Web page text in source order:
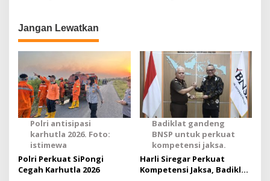
Jangan Lewatkan
Polri antisipasi
karhutla 2026. Foto:
istimewa
Polri Perkuat SiPongi
Cegah Karhutla 2026
Badiklat gandeng
BNSP untuk perkuat
kompetensi jaksa.
Harli Siregar Perkuat
Kompetensi Jaksa, Badiklat